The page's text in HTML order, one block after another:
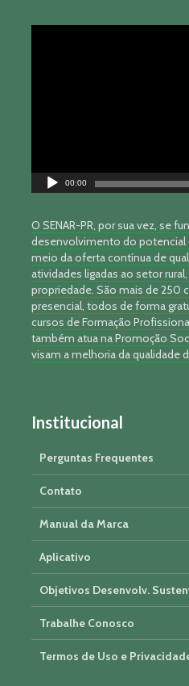
00:00
O SENAR-PR, por sua vez, se
desenvolvimento do potencial
meio da oferta contínua de
atividades ligadas ao setor
propriedade. São mais de 250
presencial, todos de forma
cursos de Formação
também atua na Promoção
visam a melhoria da qualidade
Institucional
Perguntas Frequentes
Contato
Manual da Marca
Aplicativo
Objetivos Desenvolv.
Trabalhe Conosco
Termos de Uso e